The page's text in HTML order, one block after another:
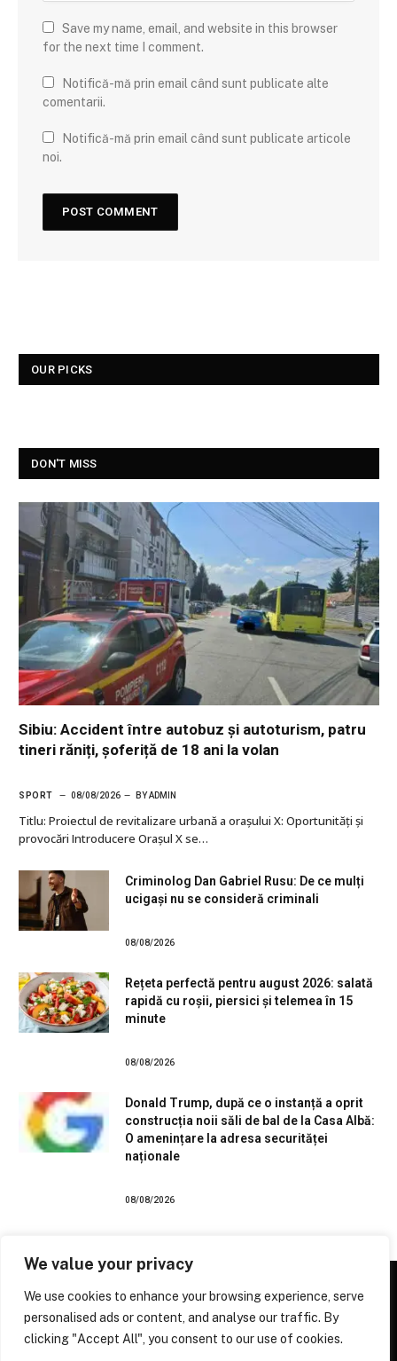
We value your privacy
We use cookies to enhance your browsing experience, serve
personalised ads or content, and analyse our traffic. By
clicking "Accept All", you consent to our use of cookies.
Save my name, email, and website in this browser
for the next time I comment.
Notifică-mă prin email când sunt publicate alte
comentarii.
Notifică-mă prin email când sunt publicate articole
noi.
OUR PICKS
DON'T MISS
Sibiu: Accident între autobuz și autoturism, patru
tineri răniți, șoferiță de 18 ani la volan
SPORT 08/08/2026 BY ADMIN
Titlu: Proiectul de revitalizare urbană a orașului X: Oportunități și
provocări Introducere Orașul X se…
Criminolog Dan Gabriel Rusu: De ce mulți
ucigași nu se consideră criminali
08/08/2026
Rețeta perfectă pentru august 2026: salată
rapidă cu roșii, piersici și telemea în 15
minute
08/08/2026
Donald Trump, după ce o instanță a oprit
construcția noii săli de bal de la Casa Albă:
O amenințare la adresa securităței
naționale
08/08/2026
Facebook
(Twitter)
Pinterest